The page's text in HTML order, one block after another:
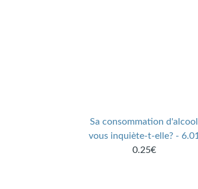
Sa consommation d'alcool
vous inquiète-t-elle? - 6.01
0.25€